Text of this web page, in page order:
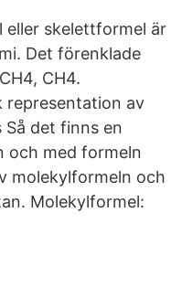
skelettformel är
Det förenklade
CH4.
representation av
det finns en
och med formeln
molekylformeln och
Molekylformel: